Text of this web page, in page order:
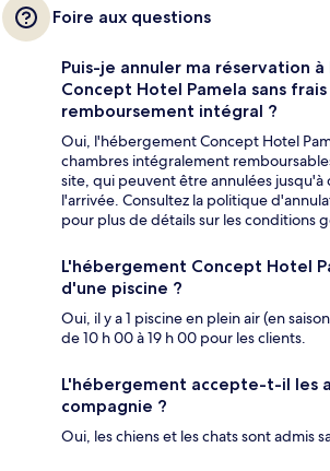
Foire aux questions
Puis-je annuler ma réservation
Concept Hotel Pamela sans
remboursement intégral ?
Oui, l'hébergement Concept Hotel
chambres intégralement
site, qui peuvent être annulées jusqu'à
l'arrivée. Consultez la politique
pour plus de détails sur les conditions
L'hébergement Concept Hotel
d'une piscine ?
Oui, il y a 1 piscine en plein air (en
de 10 h 00 à 19 h 00 pour les clients.
L'hébergement accepte-t-il les
compagnie ?
Oui, les chiens et les chats sont admis